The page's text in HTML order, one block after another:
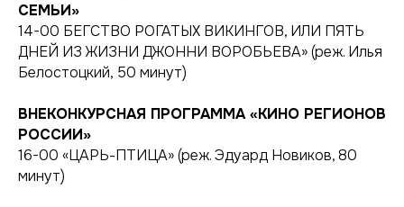
СЕМЬИ»
14-00 БЕГСТВО РОГАТЫХ ВИКИНГОВ, ИЛИ ПЯТЬ
ДНЕЙ ИЗ ЖИЗНИ ДЖОННИ ВОРОБЬЕВА» (реж. Илья
Белостоцкий, 50 минут)
ВНЕКОНКУРСНАЯ ПРОГРАММА «КИНО РЕГИОНОВ
РОССИИ»
16-00 «ЦАРЬ-ПТИЦА» (реж. Эдуард Новиков, 80
минут)